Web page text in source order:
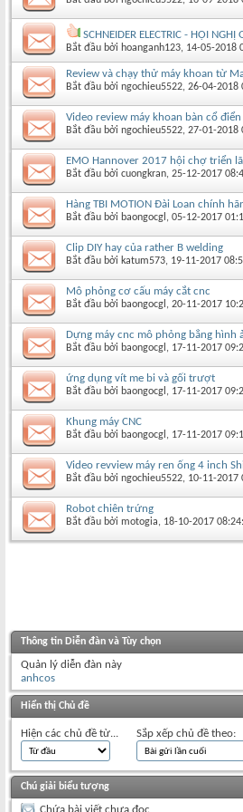
SCHNEIDER ELECTRIC - HỘI
Bắt đầu bởi hoanganh123‎, 14-05-2018
Review và chạy thử máy khoan từ
Bắt đầu bởi ngochieu5522‎, 26-04-2018
Video review máy khoan bàn cổ
Bắt đầu bởi ngochieu5522‎, 27-01-2018
EMO Hannover 2017 hội chợ triển
Bắt đầu bởi cuongkran‎, 25-12-2017
Hàng TBI MOTION Đài Loan chính
Bắt đầu bởi baongocgl ‎, 05-12-2017
Clip DIY hay của rather B welding
Bắt đầu bởi katum573‎, 19-11-2017
Mô phỏng cơ cấu máy cắt cnc
Bắt đầu bởi baongocgl ‎, 20-11-2017
Dựng máy cnc mô phỏng bẳng hình
Bắt đầu bởi baongocgl ‎, 17-11-2017
ứng dụng vít me bi và gối trượt
Bắt đầu bởi baongocgl ‎, 17-11-2017
Khung máy CNC
Bắt đầu bởi baongocgl ‎, 17-11-2017
Video revview máy ren ống 4 inch
Bắt đầu bởi ngochieu5522‎, 10-11-2017
Robot chiên trứng
Bắt đầu bởi motogia‎, 18-10-2017
Thông tin Diễn đàn và Tùy chọn
Quản lý diễn đàn này
anhcos
Hiển thị Chủ đề
Hiện các chủ đề từ... Sắp xếp chủ đề theo:
Chú giải biểu tượng
Chứa bài viết chưa đọc